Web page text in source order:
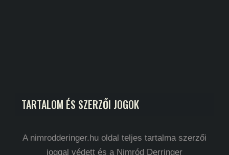
TARTALOM ÉS SZERZŐI JOGOK
A nimrodderinger.hu oldal teljes tartalma szerzői
joggal védett és a Nimród Derringer